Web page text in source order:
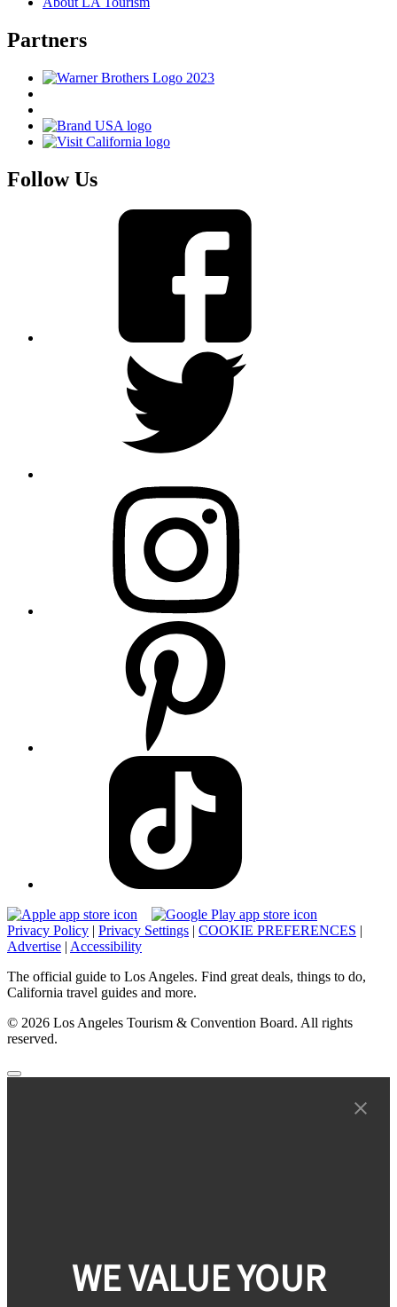
Partners
Follow Us
Privacy Policy | Privacy Settings | COOKIE PREFERENCES |
Advertise | Accessibility
The official guide to Los Angeles. Find great deals, things to do,
California travel guides and more.
© 2026 Los Angeles Tourism & Convention Board. All rights
reserved.
WE VALUE YOUR